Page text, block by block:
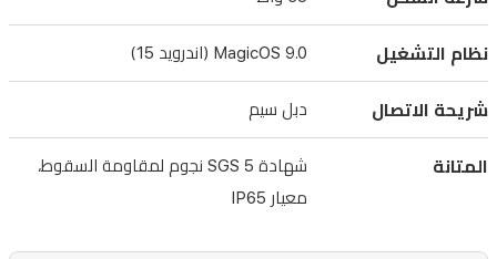
واط.
تلتقط
الرئيسية
بدقة
صوراً
نظام التشغيل MagicOS 9.0 (اندرويد 15)
شريحة الاتصال دبل سيم
المتانة
شهادة SGS 5 نجوم لمقاومة السقوط،
معيار IP65